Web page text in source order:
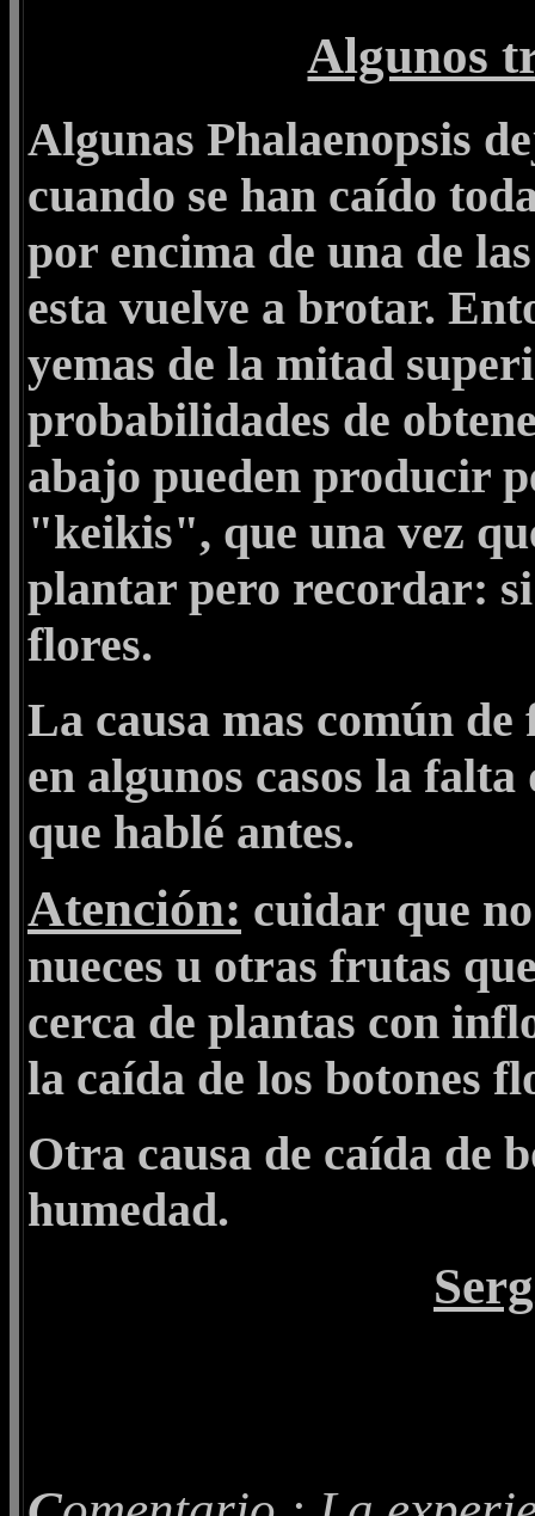
Algunos
Algunas Phalaenopsis
cuando se han caído
por encima de una de
esta vuelve a brotar.
yemas de la mitad
probabilidades de
abajo pueden producir
"keikis", que una vez
plantar pero recordar:
flores.
La causa mas común
en algunos casos la
que hablé antes.
Atención: cuidar que
nueces u otras frutas
cerca de plantas con
la caída de los botones
Otra causa de caída de
humedad.